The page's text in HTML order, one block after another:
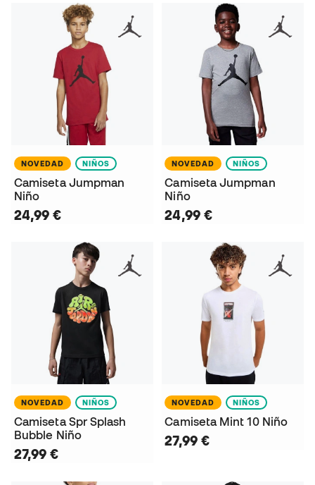
NOVEDAD NIÑOS
Camiseta Jumpman
Niño
24,99 €
NOVEDAD NIÑOS
Camiseta Jumpman
Niño
24,99 €
NOVEDAD NIÑOS
Camiseta Spr Splash
Bubble Niño
27,99 €
NOVEDAD NIÑOS
Camiseta Mint 10 Niño
27,99 €